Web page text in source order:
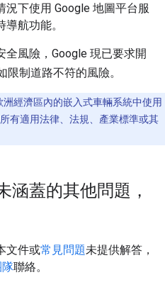
下使用 Google 地圖平台服
航功能。
全風險，Google 現已要求開
限制道路不符的風險。
經濟區內的嵌入式車輛系統中使用
有適用法律、法規、產業標準或其
涵蓋的其他問題，
文件或常見問題未提供解答，
聯絡。